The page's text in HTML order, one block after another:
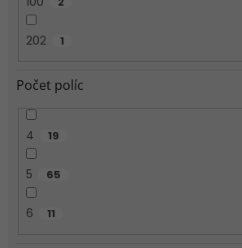
202 1
Počet políc
4 19
5 65
6 11